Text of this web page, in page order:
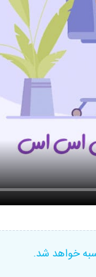
خواهد شد.